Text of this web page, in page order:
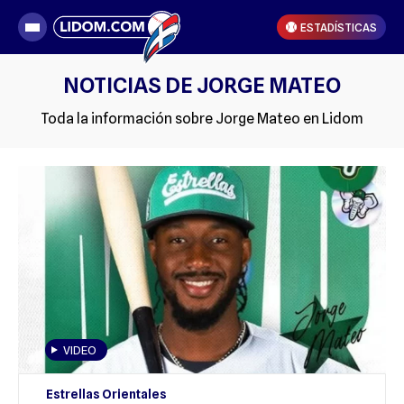
ESTADÍSTICAS
NOTICIAS DE JORGE MATEO
Toda la información sobre Jorge Mateo en Lidom
VIDEO
Estrellas Orientales